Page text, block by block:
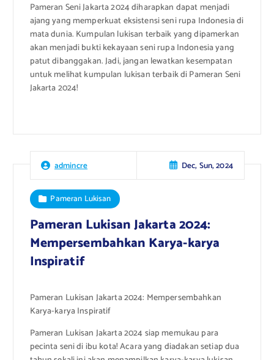
Pameran Seni Jakarta 2024 diharapkan dapat menjadi
ajang yang memperkuat eksistensi seni rupa Indonesia di
mata dunia. Kumpulan lukisan terbaik yang dipamerkan
akan menjadi bukti kekayaan seni rupa Indonesia yang
patut dibanggakan. Jadi, jangan lewatkan kesempatan
untuk melihat kumpulan lukisan terbaik di Pameran Seni
Jakarta 2024!
admincre Dec, Sun, 2024
Pameran Lukisan
Pameran Lukisan Jakarta 2024:
Mempersembahkan Karya-karya
Inspiratif
Pameran Lukisan Jakarta 2024: Mempersembahkan
Karya-karya Inspiratif
Pameran Lukisan Jakarta 2024 siap memukau para
pecinta seni di ibu kota! Acara yang diadakan setiap dua